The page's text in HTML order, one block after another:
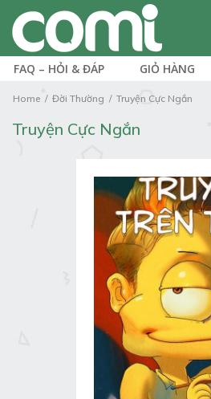
FAQ – HỎI & ĐÁP GIỎ HÀNG
Home Đời Thường Truyện Cực Ngắn
Truyện Cực Ngắn